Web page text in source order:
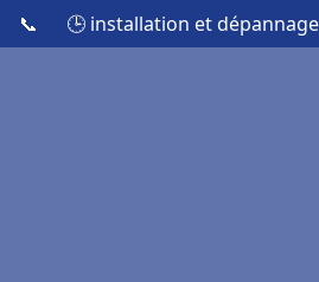
📞 🕒 installation et